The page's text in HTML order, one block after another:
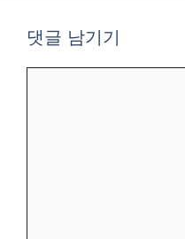
댓글 남기기